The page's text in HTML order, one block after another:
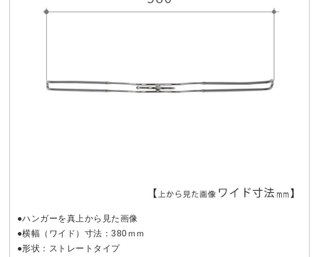
●ハンガーを真上から見た画像
●横幅（ワイド）寸法：380ｍｍ
●形状：ストレートタイプ